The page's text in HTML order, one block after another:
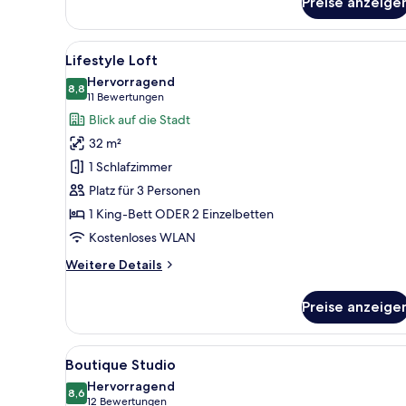
Design
Room
Alle
Fotos
für
Lifestyle
Loft
anzeigen
Ein modernes Schlafzimmer
15
Lifestyle Loft
8,88,8 von 10
Hervorragend
11 Bewertungen
(11
Bewertungen)
Blick auf die Stadt
32 m²
1 Schlafzimmer
Platz für 3 Personen
1 King-Bett ODER 2 Einzelbetten
Kostenloses WLAN
Weitere Details
Weitere
Loft
Preise
Alle
Fotos
für
Ein Hotelzimmer mit zwei
8
Boutique Studio
8,68,6 von 10
Hervorragend
12 Bewertungen